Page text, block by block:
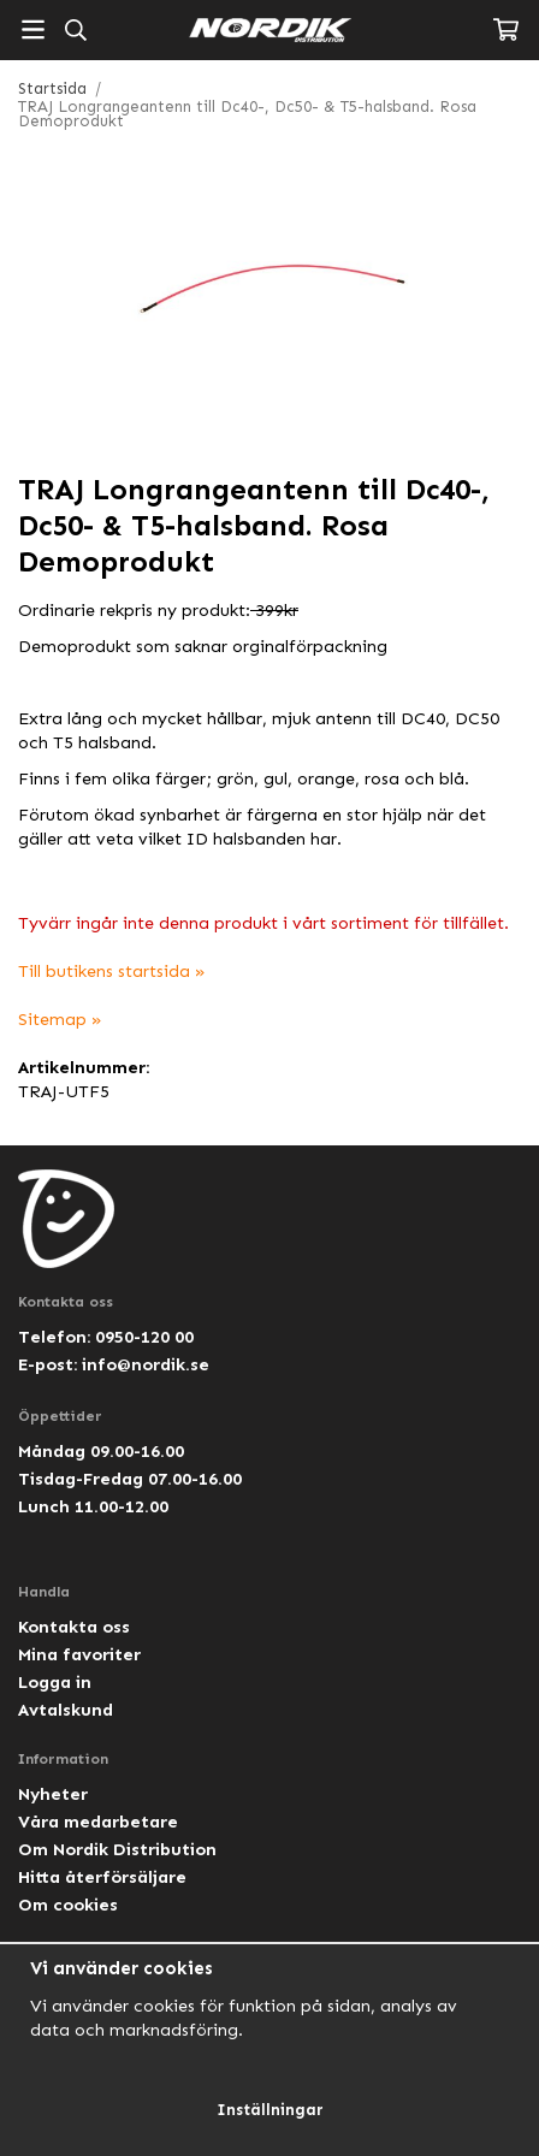
Startsida /
TRAJ Longrangeantenn till Dc40-, Dc50- & T5-halsband. Rosa
Demoprodukt
TRAJ Longrangeantenn till Dc40-,
Dc50- & T5-halsband. Rosa
Demoprodukt
Ordinarie rekpris ny produkt:399kr
Demoprodukt som saknar orginalförpackning
Extra lång och mycket hållbar, mjuk antenn till DC40, DC50
och T5 halsband.
Finns i fem olika färger; grön, gul, orange, rosa och blå.
Förutom ökad synbarhet är färgerna en stor hjälp när det
gäller att veta vilket ID halsbanden har.
Tyvärr ingår inte denna produkt i vårt sortiment för tillfället.
Till butikens startsida »
Sitemap »
Artikelnummer:
TRAJ-UTF5
Kontakta oss
Telefon: 0950-120 00
E-post: info@nordik.se
Öppettider
Måndag 09.00-16.00
Tisdag-Fredag 07.00-16.00
Lunch 11.00-12.00
Handla
Kontakta oss
Mina favoriter
Logga in
Avtalskund
Information
Nyheter
Våra medarbetare
Om Nordik Distribution
Hitta återförsäljare
Om cookies
Facebook Lightforce Sweden
Vi använder cookies
Vi använder cookies för funktion på sidan, analys av
data och marknadsföring.
Inställningar